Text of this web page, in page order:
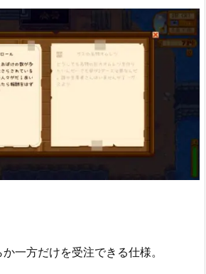
一方だけを受注できる仕様。